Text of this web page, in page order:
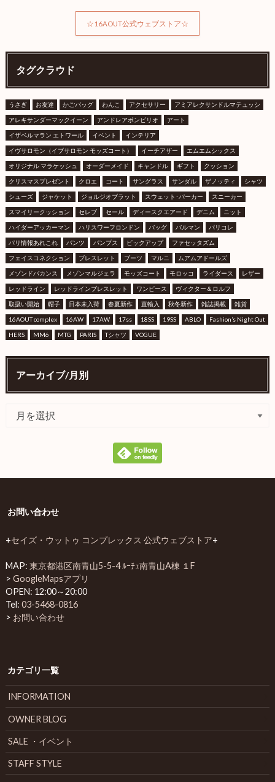
☆16AOUT公式ウェブストア☆
タグクラウド
うさぎ お友達 かごバッグ わんこ アクセサリー アミアレクサンドルマテュッシ
アレキサンダーマックイーン アンドレアポンピリオ アート
イザベルマラン エトワール イベント インテリア
イヴサロモン（イブサロモン モッズコート） イーチアザー エムエムシックス
オリジナル マラケッシュ オーダーメイド キャンドル ギフト クッション
クリスマスプレゼント クロエ コート サングラス サンダル ザノッティ シャツ
シューズ ジャケット ジョルジオブラット スウェット･パーカー スニーカー
スマイリークッション セレブ セール ディースクエアード デニム ニット
ハイダーアッカーマン ハリスワーフロンドン バッグ バルマン パリコレ
パリ情報あれこれ パンツ パンプス ピックアップ ファセッタズム
フェイスコネクション ブレスレット ブーツ マルニ ムアムアドールズ
メゾンドバカンス メゾンマルジェラ モッズコート モロッコ ライダース レザー
レッドライン レッドラインブレスレット ワンピース ヴィクター＆ロルフ
取扱い開始 帽子 日本未入荷 春夏新作 直輸入 秋冬新作 雑誌掲載 雑貨
16AOUT complex 16AW 17AW 17ss 18SS 19SS ABLO Fashion’s Night Out
HERS MM6 MTG PARIS Tシャツ VOGUE
アーカイブ/月別
お問い合わせ
+セイズ・ウットゥ コンプレックス 公式ウェブストア+
MAP: 東京都港区南青山5-5-4 ﾙｰﾁｪ南青山A棟 １F
> GoogleMapsアプリ
OPEN: 12:00～20:00
Tel: 03-5468-0816
> お問い合わせ
カテゴリ一覧
INFORMATION
OWNER BLOG
SALE ・イベント
STAFF STYLE